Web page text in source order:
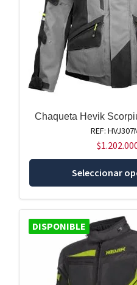
Chaqueta Hevik
REF:
$
Seleccionar
DISPONIBLE